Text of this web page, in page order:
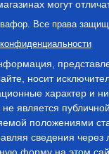
Все права
могут
носит
характер и ни
не является
положениями
сведения через